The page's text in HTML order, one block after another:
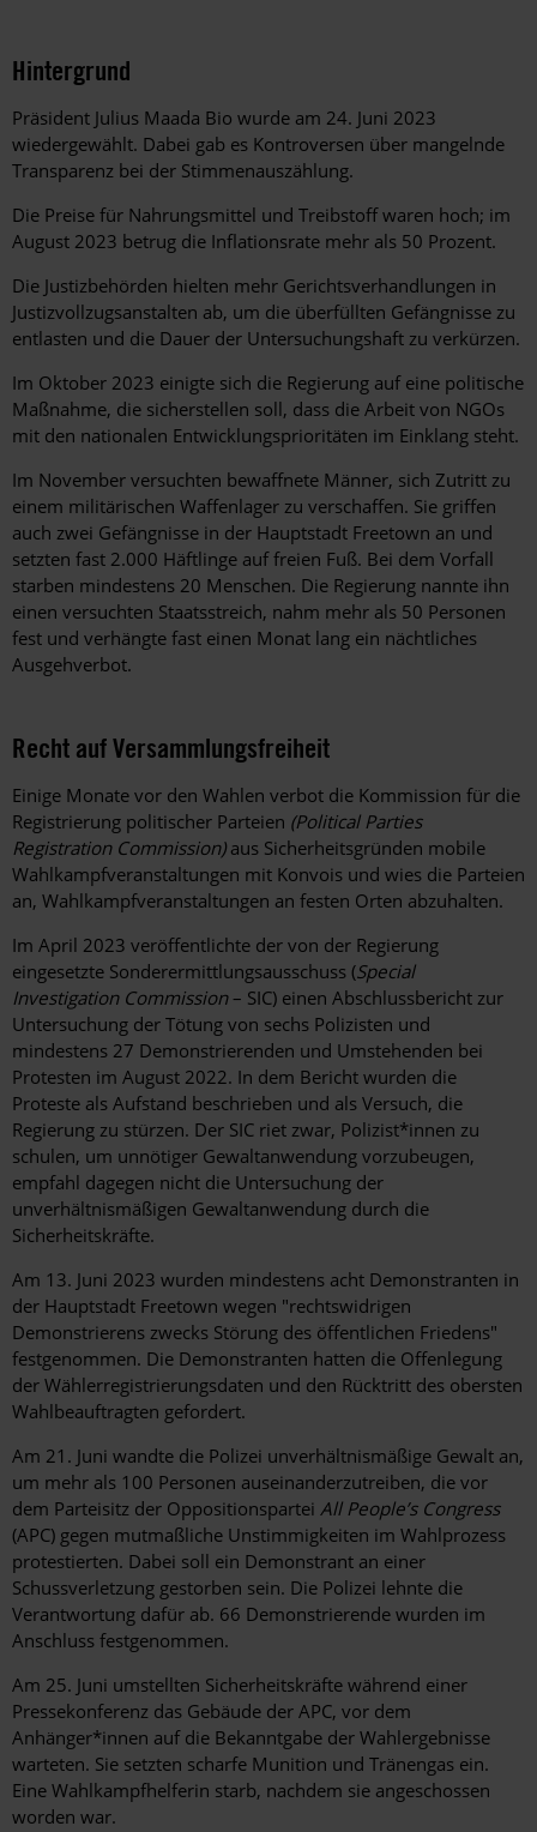
Hintergrund
Präsident Julius Maada Bio wurde am 24. Juni 2023
wiedergewählt. Dabei gab es Kontroversen über mangelnde
Transparenz bei der Stimmenauszählung.
Die Preise für Nahrungsmittel und Treibstoff waren hoch; im
August 2023 betrug die Inflationsrate mehr als 50 Prozent.
Die Justizbehörden hielten mehr Gerichtsverhandlungen in
Justizvollzugsanstalten ab, um die überfüllten Gefängnisse zu
entlasten und die Dauer der Untersuchungshaft zu verkürzen.
Im Oktober 2023 einigte sich die Regierung auf eine politische
Maßnahme, die sicherstellen soll, dass die Arbeit von NGOs
mit den nationalen Entwicklungsprioritäten im Einklang steht.
Im November versuchten bewaffnete Männer, sich Zutritt zu
einem militärischen Waffenlager zu verschaffen. Sie griffen
auch zwei Gefängnisse in der Hauptstadt Freetown an und
setzten fast 2.000 Häftlinge auf freien Fuß. Bei dem Vorfall
starben mindestens 20 Menschen. Die Regierung nannte ihn
einen versuchten Staatsstreich, nahm mehr als 50 Personen
fest und verhängte fast einen Monat lang ein nächtliches
Ausgehverbot.
Recht auf Versammlungsfreiheit
Einige Monate vor den Wahlen verbot die Kommission für die
Registrierung politischer Parteien (Political Parties
Registration Commission) aus Sicherheitsgründen mobile
Wahlkampfveranstaltungen mit Konvois und wies die Parteien
an, Wahlkampfveranstaltungen an festen Orten abzuhalten.
Im April 2023 veröffentlichte der von der Regierung
eingesetzte Sonderermittlungsausschuss (Special
Investigation Commission– SIC) einen Abschlussbericht zur
Untersuchung der Tötung von sechs Polizisten und
mindestens 27 Demonstrierenden und Umstehenden bei
Protesten im August 2022. In dem Bericht wurden die
Proteste als Aufstand beschrieben und als Versuch, die
Regierung zu stürzen. Der SIC riet zwar, Polizist*innen zu
schulen, um unnötiger Gewaltanwendung vorzubeugen,
empfahl dagegen nicht die Untersuchung der
unverhältnismäßigen Gewaltanwendung durch die
Sicherheitskräfte.
Am 13. Juni 2023 wurden mindestens acht Demonstranten in
der Hauptstadt Freetown wegen "rechtswidrigen
Demonstrierens zwecks Störung des öffentlichen Friedens"
festgenommen. Die Demonstranten hatten die Offenlegung
der Wählerregistrierungsdaten und den Rücktritt des obersten
Wahlbeauftragten gefordert.
Am 21. Juni wandte die Polizei unverhältnismäßige Gewalt an,
um mehr als 100 Personen auseinanderzutreiben, die vor
dem Parteisitz der Oppositionspartei All People’s Congress
(APC) gegen mutmaßliche Unstimmigkeiten im Wahlprozess
protestierten. Dabei soll ein Demonstrant an einer
Schussverletzung gestorben sein. Die Polizei lehnte die
Verantwortung dafür ab. 66 Demonstrierende wurden im
Anschluss festgenommen.
Am 25. Juni umstellten Sicherheitskräfte während einer
Pressekonferenz das Gebäude der APC, vor dem
Anhänger*innen auf die Bekanntgabe der Wahlergebnisse
warteten. Sie setzten scharfe Munition und Tränengas ein.
Eine Wahlkampfhelferin starb, nachdem sie angeschossen
worden war.